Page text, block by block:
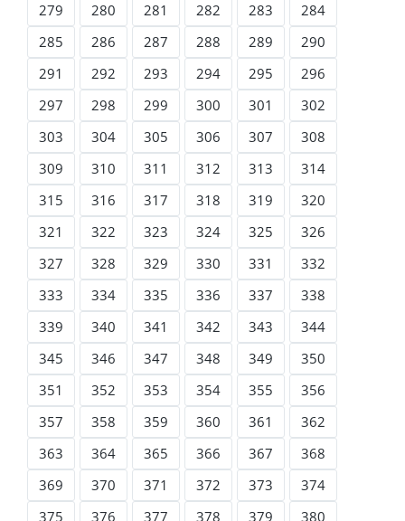
279
280 281 282 283
284
285
286 287 288 289
290
291
292 293 294 295
296
297
298 299 300 301
302
303
304 305 306 307
308
309
310 311 312 313
314
315
316 317 318 319
320
321
322 323 324 325
326
327
328 329 330 331
332
333
334 335 336 337
338
339
340 341 342 343
344
345
346 347 348 349
350
351
352 353 354 355
356
357
358 359 360 361
362
363
364 365 366 367
368
369
370 371 372 373
374
375
376 377 378 379 380